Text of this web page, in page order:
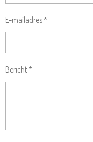
E-mailadres *
Bericht *